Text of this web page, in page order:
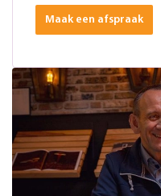
Maak een afspraak